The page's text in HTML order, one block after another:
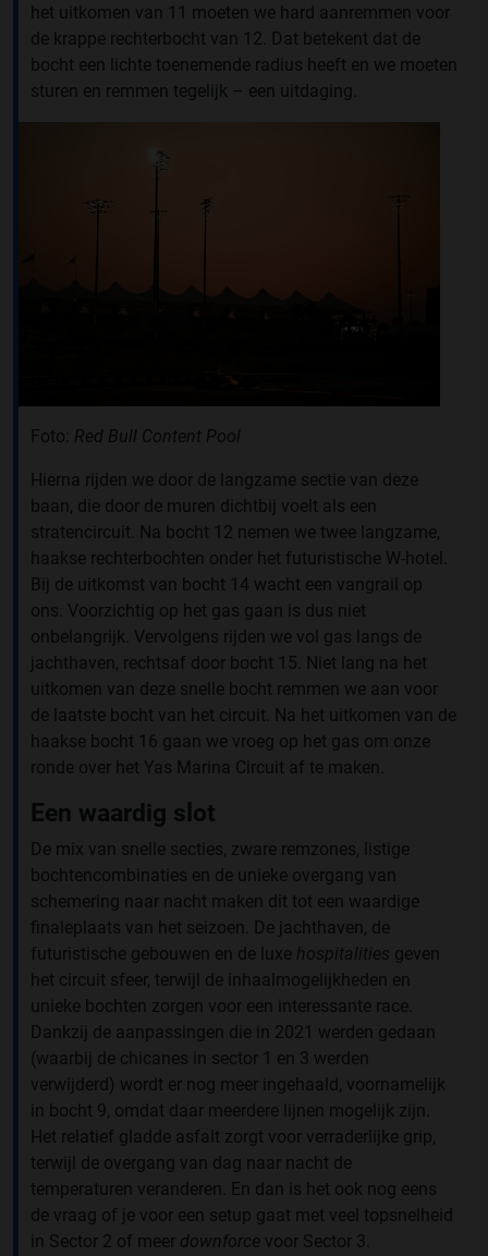
het uitkomen van 11 moeten we hard aanremmen voor
de krappe rechterbocht van 12. Dat betekent dat de
bocht een lichte toenemende radius heeft en we moeten
sturen en remmen tegelijk – een uitdaging.
Foto: Red Bull Content Pool
Hierna rijden we door de langzame sectie van deze
baan, die door de muren dichtbij voelt als een
stratencircuit. Na bocht 12 nemen we twee langzame,
haakse rechterbochten onder het futuristische W-hotel.
Bij de uitkomst van bocht 14 wacht een vangrail op
ons. Voorzichtig op het gas gaan is dus niet
onbelangrijk. Vervolgens rijden we vol gas langs de
jachthaven, rechtsaf door bocht 15. Niet lang na het
uitkomen van deze snelle bocht remmen we aan voor
de laatste bocht van het circuit. Na het uitkomen van de
haakse bocht 16 gaan we vroeg op het gas om onze
ronde over het Yas Marina Circuit af te maken.
Een waardig slot
De mix van snelle secties, zware remzones, listige
bochtencombinaties en de unieke overgang van
schemering naar nacht maken dit tot een waardige
finaleplaats van het seizoen. De jachthaven, de
futuristische gebouwen en de luxe hospitalities geven
het circuit sfeer, terwijl de inhaalmogelijkheden en
unieke bochten zorgen voor een interessante race.
Dankzij de aanpassingen die in 2021 werden gedaan
(waarbij de chicanes in sector 1 en 3 werden
verwijderd) wordt er nog meer ingehaald, voornamelijk
in bocht 9, omdat daar meerdere lijnen mogelijk zijn.
Het relatief gladde asfalt zorgt voor verraderlijke grip,
terwijl de overgang van dag naar nacht de
temperaturen veranderen. En dan is het ook nog eens
de vraag of je voor een setup gaat met veel topsnelheid
in Sector 2 of meer downforce voor Sector 3.